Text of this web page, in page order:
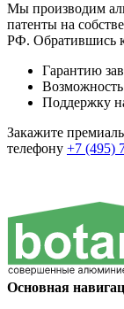
Мы производим
патенты на
РФ. Обратившись
Гарантию
Возможность
Поддержку
Закажите
телефону +7 (495)
Основная